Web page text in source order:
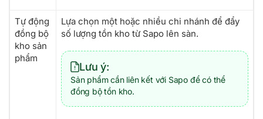
Tự động
đồng bộ
kho sản
phẩm
Lựa chọn một hoặc nhiều chi nhánh để đẩy
số lượng tồn kho từ Sapo lên sàn.
Lưu ý:
Sản phẩm cần liên kết với Sapo để có thể
đồng bộ tồn kho.